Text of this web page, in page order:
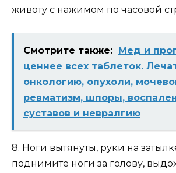
животу с нажимом по часовой
Смотрите также: Мед и
ценнее всех таблеток.
онкологию, опухоли,
ревматизм, шпоры,
суставов и невралгию
8. Ноги вытянуты, руки на
поднимите ноги за голову, выдох